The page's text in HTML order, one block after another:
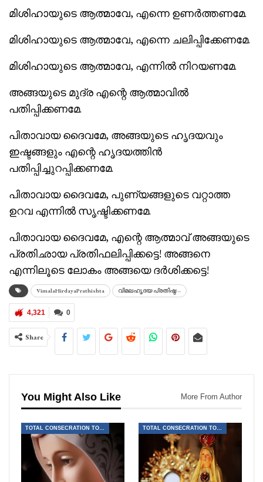
മിശിഹായുടെ ആത്മാവേ, എന്നെ ഉണർത്തണമേ.
മിശിഹായുടെ ആത്മാവേ, എന്നെ ചലിപ്പിക്കേണമേ.
മിശിഹായുടെ ആത്മാവേ, എന്നിൽ നിറയണമേ.
അങ്ങയുടെ മുദ്ര എന്റെ ആത്മാവിൽ
പതിപ്പിക്കണമേ.
പിതാവായ ദൈവമേ, അങ്ങയുടെ ഹൃദയവും
ഇഷ്ടങ്ങളും എന്റെ ഹൃദയത്തിൻ
പതിപ്പിച്ചുറപ്പിക്കണമേ.
പിതാവായ ദൈവമേ, പുണ്യങ്ങളുടെ വറ്റാത്ത
ഉറവ എന്നിൽ സൃഷ്ടിക്കണമേ.
പിതാവായ ദൈവമേ, എന്റെ ആത്മാവ് അങ്ങയുടെ
പ്രതിഛായ പ്രതിഫലിപ്പിക്കട്ടെ! അങ്ങനെ
എന്നിലൂടെ ലോകം അങ്ങയെ ദർശിക്കട്ടെ!
VimalaHirdayaPrathishta വിമലഹൃദയ പ്രതിഷ്ഠ –
0
4,321
Share
You Might Also Like More From Author